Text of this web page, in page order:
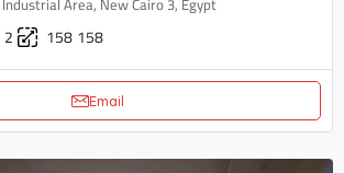
2 158158
Email